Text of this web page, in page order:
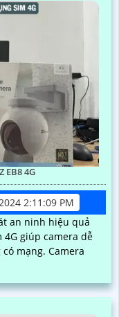
EB8 4G
2:11:09 PM
an ninh hiệu quả
giúp camera dễ
Camera